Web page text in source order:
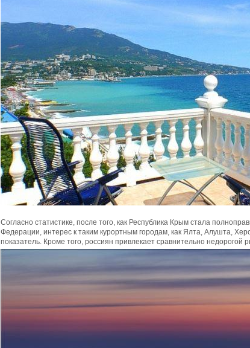
Согласно статистике, после того, как Республика Крым стала
Федерации, интерес к таким курортным городам, как Ялта, Алушта,
показатель. Кроме того, россиян привлекает сравнительно недорогой